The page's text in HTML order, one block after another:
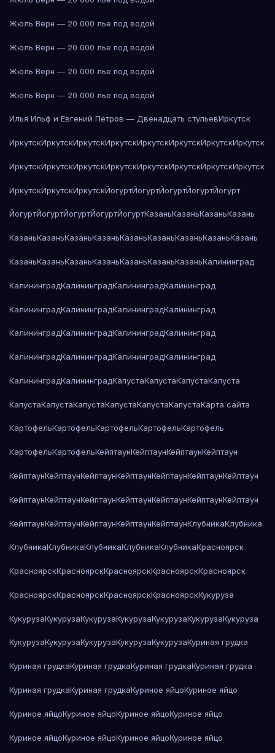
Жюль Верн — 20 000 лье под водой
Жюль Верн — 20 000 лье под водой
Жюль Верн — 20 000 лье под водой
Жюль Верн — 20 000 лье под водой
Илья Ильф и Евгений Петров — Двенадцать стульевИркутск
ИркутскИркутскИркутскИркутскИркутскИркутскИркутскИркутск
ИркутскИркутскИркутскИркутскИркутскИркутскИркутскИркутск
ИркутскИркутскИркутскЙогуртЙогуртЙогуртЙогуртЙогурт
ЙогуртЙогуртЙогуртЙогуртЙогуртКазаньКазаньКазаньКазань
КазаньКазаньКазаньКазаньКазаньКазаньКазаньКазаньКазань
КазаньКазаньКазаньКазаньКазаньКазаньКазаньКалининград
КалининградКалининградКалининградКалининград
КалининградКалининградКалининградКалининград
КалининградКалининградКалининградКалининград
КалининградКалининградКалининградКалининград
КалининградКалининградКапустаКапустаКапустаКапуста
КапустаКапустаКапустаКапустаКапустаКапустаКарта сайта
КартофельКартофельКартофельКартофельКартофель
КартофельКартофельКейптаунКейптаунКейптаунКейптаун
КейптаунКейптаунКейптаунКейптаунКейптаунКейптаунКейптаун
КейптаунКейптаунКейптаунКейптаунКейптаунКейптаунКейптаун
КейптаунКейптаунКейптаунКейптаунКейптаунКлубникаКлубника
КлубникаКлубникаКлубникаКлубникаКлубникаКрасноярск
КрасноярскКрасноярскКрасноярскКрасноярскКрасноярск
КрасноярскКрасноярскКрасноярскКрасноярскКукуруза
КукурузаКукурузаКукурузаКукурузаКукурузаКукурузаКукуруза
КукурузаКукурузаКукурузаКукурузаКукурузаКуриная грудка
Куриная грудкаКуриная грудкаКуриная грудкаКуриная грудка
Куриная грудкаКуриная грудкаКуриное яйцоКуриное яйцо
Куриное яйцоКуриное яйцоКуриное яйцоКуриное яйцо
Куриное яйцоКуриное яйцоКуриное яйцоКуриное яйцо